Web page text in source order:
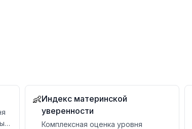
👶Индекс материнской
уверенности
Комплексная оценка уровня